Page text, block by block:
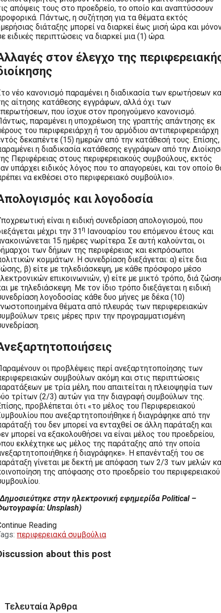
απόψεις τους στο προεδρείο, το οποίο και αναπτύσσουν
Πάντως, η συζήτηση για τα θέματα εκτός
διάταξης μπορεί να διαρκεί έως μισή ώρα και
ειδικές περιπτώσεις να διαρκεί μια (1) ώρα.
στον έλεγχο της
νέο κανονισμό παραμένει η διαδικασία των ερωτήσεων
αίτησης κατάθεσης εγγράφων, αλλά όχι των
που ίσχυε στον προηγούμενο κανονισμό.
παραμένει η υποχρέωση της γραπτής απάντησης εκ
του περιφερειάρχη ή του αρμόδιου αντιπεριφερειάρχη
δεκαπέντε (15) ημερών από την κατάθεσή τους. Επίσης,
η διαδικασία κατάθεσης εγγράφων από την
Περιφέρειας στους περιφερειακούς συμβούλους, εκτός
υπάρχει ειδικός λόγος που το απαγορεύει, και τον οποίο
να εκθέσει στο περιφερειακό συμβούλιο».
και λογοδοσία
είναι η ειδική συνεδρίαση απολογισμού, που
μέχρι την 31 η
Ιανουαρίου του επόμενου έτους και
15 ημέρες νωρίτερα. Σε αυτή καλούνται, οι
των δήμων της περιφέρειας και εκπρόσωποι
κομμάτων. Η συνεδρίαση διεξάγεται: α) είτε δια
β) είτε με τηλεδιάσκεψη, με κάθε πρόσφορο μέσο
επικοινωνιών, γ) είτε με μικτό τρόπο, διά
με τηλεδιάσκεψη. Με τον ίδιο τρόπο διεξάγεται η ειδική
λογοδοσίας κάθε δυο μήνες με δέκα (10)
θέματα από πλευράς των περιφερειακών
τρεις μέρες πριν την προγραμματισμένη
οι προβλέψεις περί ανεξαρτητοποίησης των
συμβούλων ακόμη και στις περιπτώσεις
με τρία μέλη, που απαιτείται η πλειοψηφία των
τρίτων (2/3) αυτών για την διαγραφή συμβούλων της.
προβλέπεται ότι «το μέλος του Περιφερειακού
που ανεξαρτητοποιήθηκε ή διαγράφηκε από την
του δεν μπορεί να ενταχθεί σε άλλη παράταξη και
μπορεί να εξακολουθήσει να είναι μέλος του προεδρείου,
εκλέχτηκε ως μέλος της παράταξης από την οποία
ή διαγράφηκε». Η επανένταξή του σε
γίνεται με δεκτή με απόφαση των 2/3 των μελών
της απόφασης στο προεδρείο του περιφερειακού
Δημοσιεύτηκε στην ηλεκτρονική εφημερίδα Political –
Unsplash)
Reading
περιφερειακά συμβούλια
about this post
Τελευταία Άρθρα